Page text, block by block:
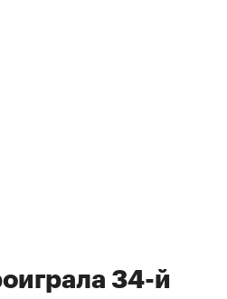
34-й